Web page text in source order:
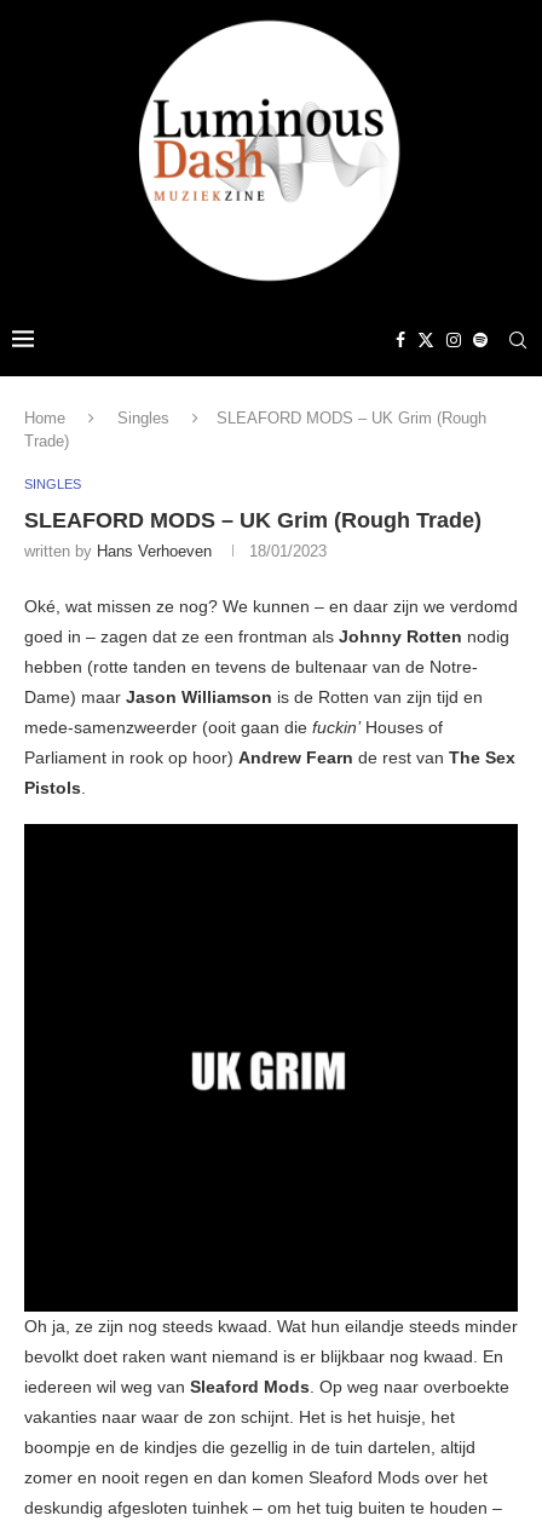
Home Singles
SLEAFORD MODS – UK Grim (Rough
Trade)
SINGLES
SLEAFORD MODS – UK Grim (Rough Trade)
written by Hans Verhoeven 18/01/2023
Oké, wat missen ze nog? We kunnen – en daar zijn we verdomd
goed in – zagen dat ze een frontman als Johnny Rotten nodig
hebben (rotte tanden en tevens de bultenaar van de Notre-
Dame) maar Jason Williamson is de Rotten van zijn tijd en
mede-samenzweerder (ooit gaan die fuckin’Houses of
Parliament in rook op hoor) Andrew Fearn de rest van The Sex
Pistols.
Oh ja, ze zijn nog steeds kwaad. Wat hun eilandje steeds minder
bevolkt doet raken want niemand is er blijkbaar nog kwaad. En
iedereen wil weg van Sleaford Mods. Op weg naar overboekte
vakanties naar waar de zon schijnt. Het is het huisje, het
boompje en de kindjes die gezellig in de tuin dartelen, altijd
zomer en nooit regen en dan komen Sleaford Mods over het
deskundig afgesloten tuinhek – om het tuig buiten te houden –